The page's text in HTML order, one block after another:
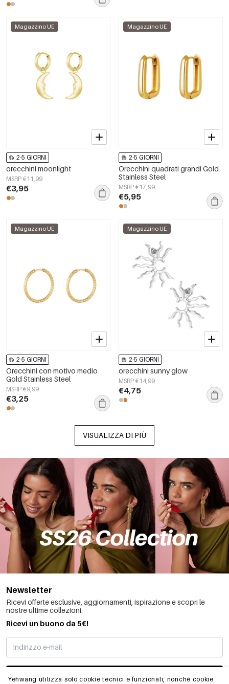
Yehwang utilizza solo cookie tecnici e funzionali, nonché cookie
Magazzino UE
2-5 GIORNI
orecchini moonlight
MSRP €11,99
€3,95
Magazzino UE
2-5 GIORNI
Orecchini quadrati grandi Gold
Stainless Steel
MSRP €17,99
€5,95
Magazzino UE
2-5 GIORNI
Orecchini con motivo medio
Gold Stainless Steel
MSRP €9,99
€3,25
Magazzino UE
2-5 GIORNI
orecchini sunny glow
MSRP €14,99
€4,75
VISUALIZZA DI PIÙ
Newsletter
Ricevi offerte esclusive, aggiornamenti, ispirazione e scopri le
nostre ultime collezioni.
Ricevi un buono da 5€!
MI STO REGISTRANDO